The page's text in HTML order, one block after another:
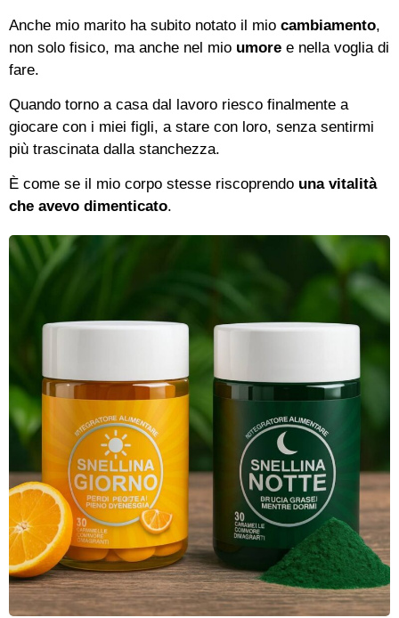
Anche mio marito ha subito notato il mio cambiamento,
non solo fisico, ma anche nel mio umore e nella voglia di
fare.
Quando torno a casa dal lavoro riesco finalmente a
giocare con i miei figli, a stare con loro, senza sentirmi
più trascinata dalla stanchezza.
È come se il mio corpo stesse riscoprendo una vitalità
che avevo dimenticato.